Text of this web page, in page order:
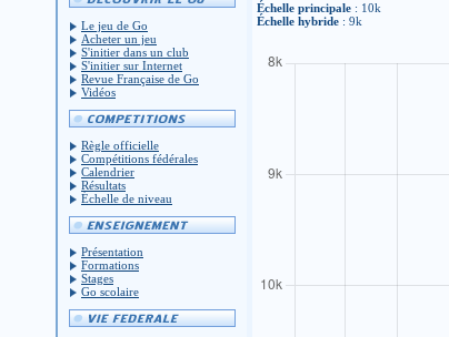
Le jeu de Go
Acheter un jeu
S'initier dans un club
S'initier sur Internet
Revue Française de Go
Vidéos
Règle officielle
Compétitions fédérales
Calendrier
Résultats
Échelle de niveau
Présentation
Formations
Stages
Go scolaire
Échelle principale : 10k
Échelle hybride : 9k